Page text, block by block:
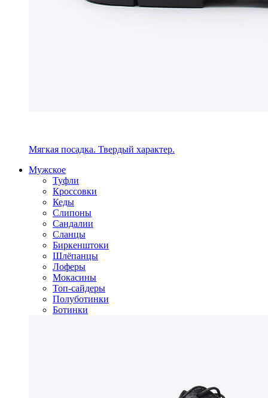
Мягкая посадка. Твердый характер.
Мужское
Туфли
Кроссовки
Кеды
Слипоны
Сандалии
Сланцы
Биркенштоки
Шлёпанцы
Лоферы
Мокасины
Топ-сайдеры
Полуботинки
Ботинки